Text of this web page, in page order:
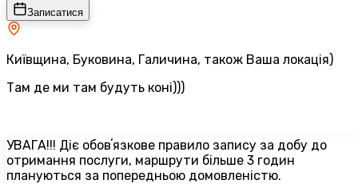
Записатися
Київщина, Буковина, Галичина, також Ваша локація)
Там де ми там будуть коні)))
УВАГА!!! Діє обовʼязкове правило запису за добу до
отримання послуги, маршрути більше 3 годин
плануються за попередньою домовленістю.